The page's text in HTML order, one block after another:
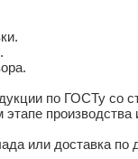
по ГОСТу со
производства
или доставка по